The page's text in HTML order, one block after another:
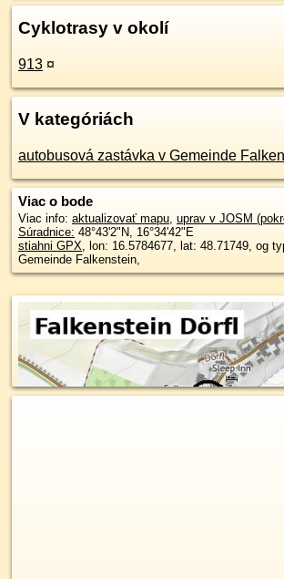
Cyklotrasy v okolí
913 ¤
V kategóriách
autobusová zastávka v Gemeinde
Viac o bode
Viac info: aktualizovať mapu, uprav v JOSM
Súradnice: 48°43'2"N, 16°34'42"E
stiahni GPX, lon: 16.5784677, lat: 48.71749, og
Gemeinde Falkenstein,